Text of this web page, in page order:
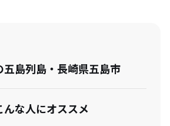
島列島・長崎県五島市
な人にオススメ